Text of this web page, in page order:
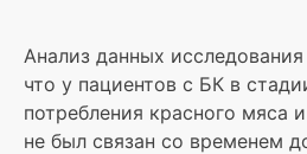
Анализ данных исследования
что у пациентов с БК в
потребления красного мяса
не был связан со временем